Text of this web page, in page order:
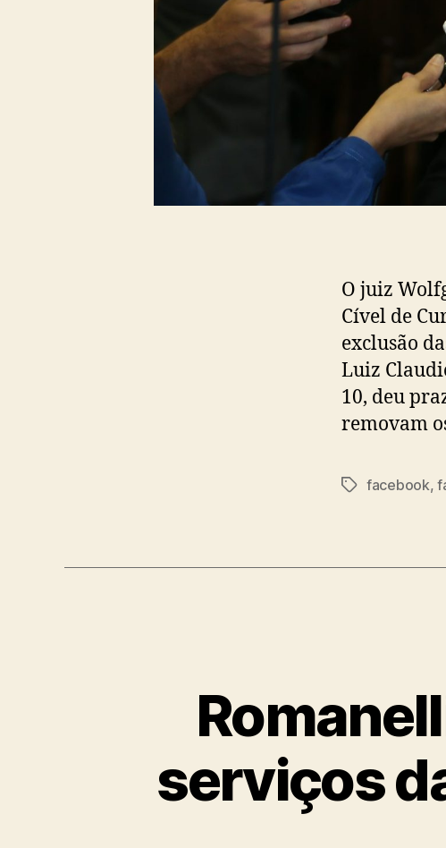
O juiz
Cível de
exclusão
Luiz
10, deu
removam
Tagsfacebook,
serviços